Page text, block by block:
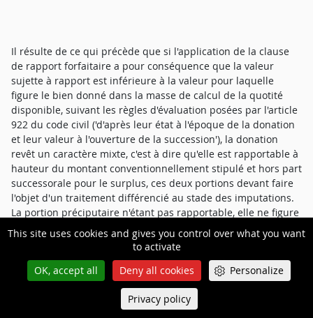
This site uses cookies and gives you control over what you want
to activate
OK, accept all
Deny all cookies Personalize
Privacy policy
Il résulte de ce qui précède que si l'application de la clause
de rapport forfaitaire a pour conséquence que la valeur
sujette à rapport est inférieure à la valeur pour laquelle
figure le bien donné dans la masse de calcul de la quotité
disponible, suivant les règles d'évaluation posées par l'article
922 du code civil ('d'après leur état à l'époque de la donation
et leur valeur à l'ouverture de la succession'), la donation
revêt un caractère mixte, c'est à dire qu'elle est rapportable à
hauteur du montant conventionnellement stipulé et hors part
successorale pour le surplus, ces deux portions devant faire
l'objet d'un traitement différencié au stade des imputations.
La portion préciputaire n'étant pas rapportable, elle ne figure
dans la masse à partager qu'à hauteur de l'indemnité de
réduction qui lui est, le cas échéant, attachée (Civ. 1ère, 5 déc.